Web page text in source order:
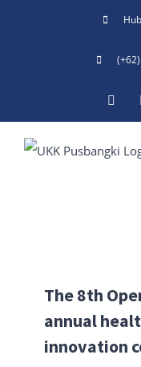
The 8th
annual
innovation